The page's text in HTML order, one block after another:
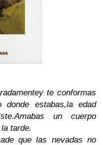
y te conformas
donde estabas,la edad
Amabas un cuerpo
tarde.
de que las nevadas no